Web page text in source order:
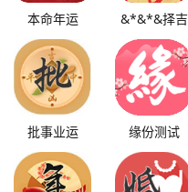
本命年运 &*&*&择吉
批事业运 缘份测试